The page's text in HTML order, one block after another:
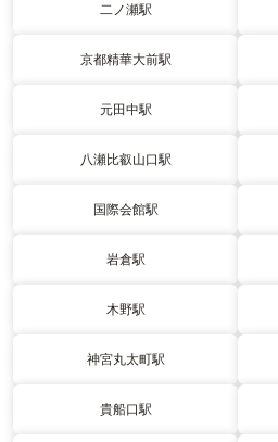
二ノ瀬駅
京都精華大前駅
元田中駅
八瀬比叡山口駅
国際会館駅
岩倉駅
木野駅
神宮丸太町駅
貴船口駅